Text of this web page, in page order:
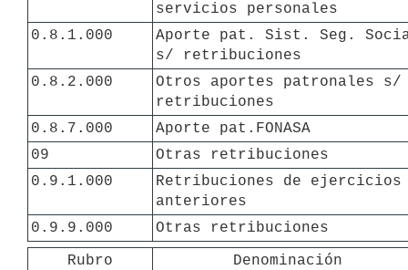
servicios personales
0.8.1.000
Aporte pat. Sist. Seg.
s/ retribuciones
0.8.2.000
Otros aportes patronales s/
retribuciones
0.8.7.000
Aporte pat.FONASA
09
Otras retribuciones
0.9.1.000
Retribuciones de ejercicios
anteriores
0.9.9.000
Otras retribuciones
Rubro
Denominación